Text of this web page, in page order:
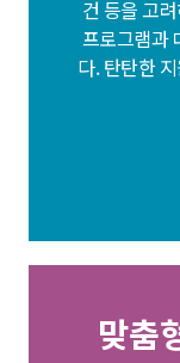
건 등을 고
프로그램과
다. 탄탄한
맞춤